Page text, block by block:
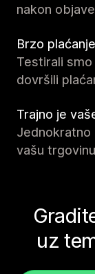
nakon
Brzo plaćanje
Testirali
dovršili
Trajno je
Jednokratno
vašu
uz